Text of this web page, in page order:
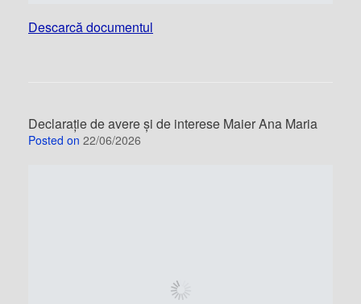
Descarcă documentul
Declarație de avere și de interese Maier Ana Maria
Posted on 22/06/2026